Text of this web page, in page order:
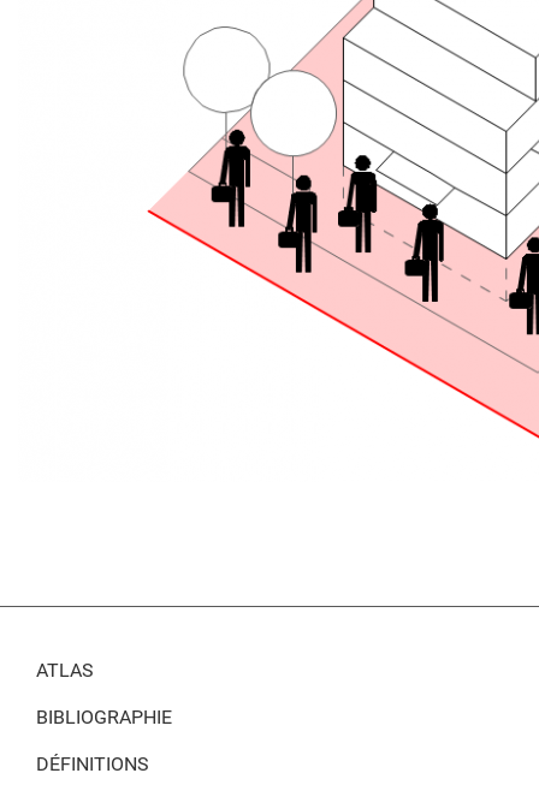
ATLAS
BIBLIOGRAPHIE
DÉFINITIONS